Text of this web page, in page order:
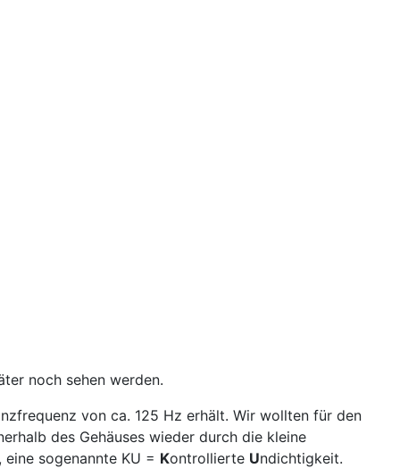
noch sehen werden.
von ca. 125 Hz erhält. Wir wollten für den
des Gehäuses wieder durch die kleine
sogenannte KU = Kontrollierte Undichtigkeit.